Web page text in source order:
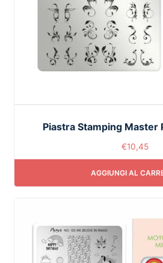
Piastra Stamping Master
€10,45
AGGIUNGI AL